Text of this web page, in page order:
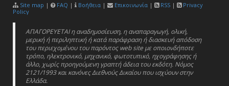
Site map | FAQ | Βοήθεια | Επικοινωνία | RSS |
Privacy
Policy
ΑΠΑΓΟΡΕΥΕΤΑΙ η αναδημοσίευση, η αναπαραγωγή, ολική,
μερική ή περιληπτική ή κατά παράφραση ή διασκευή απόδοση
του περιεχομένου του παρόντος web site με οποιονδήποτε
τρόπο, ηλεκτρονικό, μηχανικό, φωτοτυπικό, ηχογράφησης ή
άλλο, χωρίς προηγούμενη γραπτή άδεια του εκδότη. Νόμος
2121/1993 και κανόνες Διεθνούς Δικαίου που ισχύουν στην
Ελλάδα.